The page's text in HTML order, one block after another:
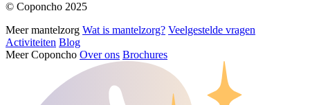
© Coponcho 2025
Meer mantelzorg Wat is mantelzorg? Veelgestelde vragen
Activiteiten Blog
Meer Coponcho Over ons Brochures